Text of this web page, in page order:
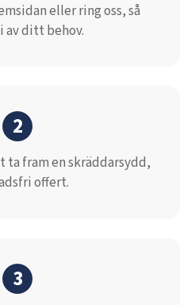
eller ring oss, så
av ditt behov.
2
ta fram en skräddarsydd,
offert.
3